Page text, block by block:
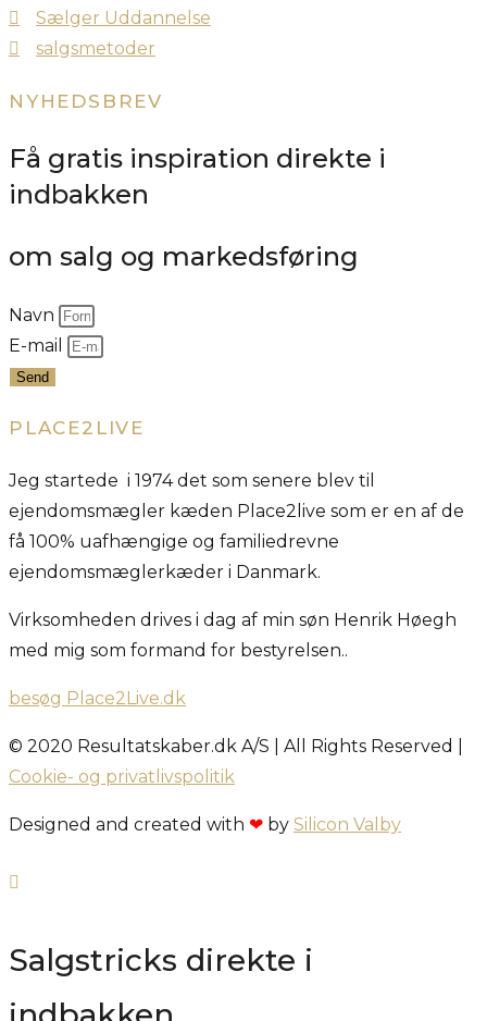
Sælger Uddannelse
salgsmetoder
NYHEDSBREV
Få gratis inspiration direkte i
indbakken
om salg og markedsføring
Navn
E-mail
Send
PLACE2LIVE
Jeg startede i 1974 det som senere blev til
ejendomsmægler kæden Place2live som er en af de
få 100% uafhængige og familiedrevne
ejendomsmæglerkæder i Danmark.
Virksomheden drives i dag af min søn Henrik Høegh
med mig som formand for bestyrelsen..
besøg Place2Live.dk
© 2020 Resultatskaber.dk A/S | All Rights Reserved |
Cookie- og privatlivspolitik
Designed and created with ❤ by Silicon Valby
Salgstricks direkte i